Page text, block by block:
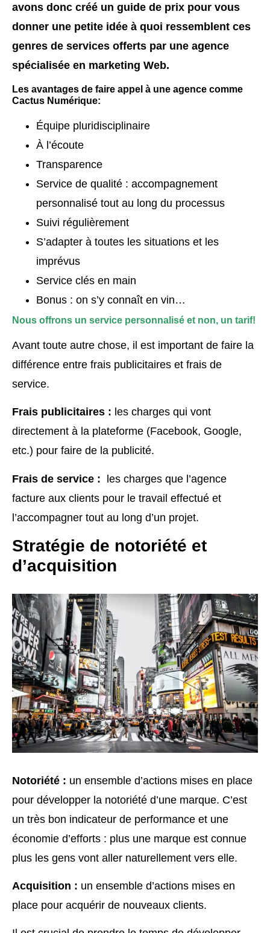
avons donc créé un guide de prix pour vous
donner une petite idée à quoi ressemblent ces
genres de services offerts par une agence
spécialisée en marketing Web.
Les avantages de faire appel à une agence comme
Cactus Numérique:
Équipe pluridisciplinaire
À l’écoute
Transparence
Service de qualité : accompagnement
personnalisé tout au long du processus
Suivi régulièrement
S’adapter à toutes les situations et les
imprévus
Service clés en main
Bonus : on s’y connaît en vin…
Nous offrons un service personnalisé et non, un tarif!
Avant toute autre chose, il est important de faire la
différence entre frais publicitaires et frais de
service.
Frais publicitaires : les charges qui vont
directement à la plateforme (Facebook, Google,
etc.) pour faire de la publicité.
Frais de service : les charges que l’agence
facture aux clients pour le travail effectué et
l’accompagner tout au long d’un projet.
Stratégie de notoriété et
d’acquisition
Notoriété : un ensemble d’actions mises en place
pour développer la notoriété d’une marque. C’est
un très bon indicateur de performance et une
économie d’efforts : plus une marque est connue
plus les gens vont aller naturellement vers elle.
Acquisition : un ensemble d’actions mises en
place pour acquérir de nouveaux clients.